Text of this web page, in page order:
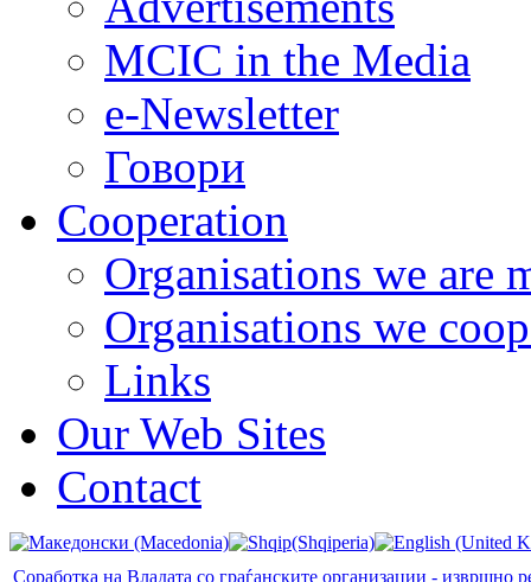
MCIC in the Media
e-Newsletter
Говори
Cooperation
Organisations we are
Organisations we
Links
Our Web Sites
Contact
Соработка на Владата со граѓанските организации - извршно